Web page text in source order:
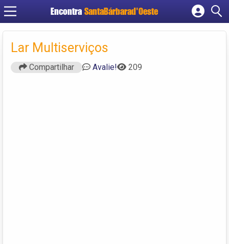
Encontra SantaBárbarad'Oeste
Cadastrar empresa
Criar conta
Lar Multiserviços
Compartilhar Avalie! 209